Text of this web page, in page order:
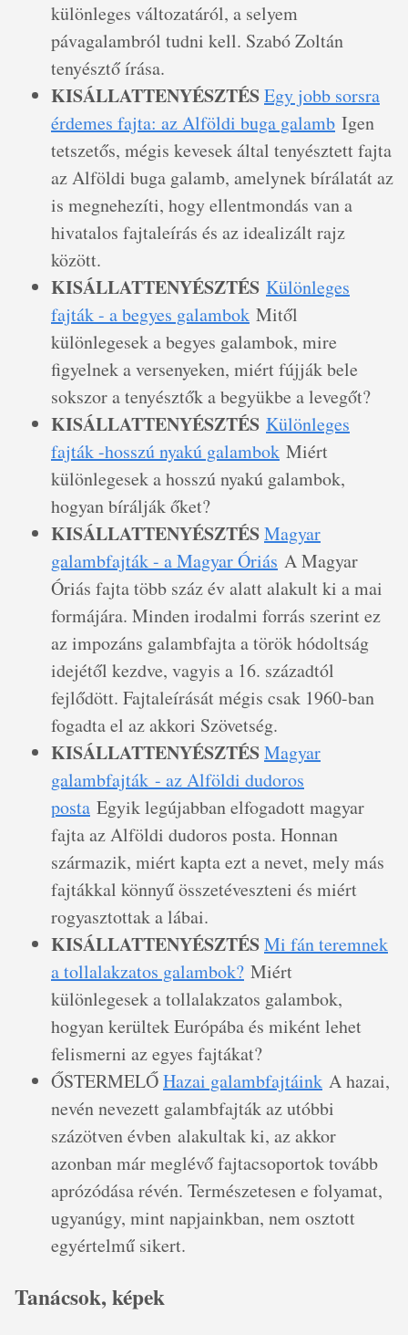
különleges változatáról, a selyem
pávagalambról tudni kell. Szabó Zoltán
tenyésztő írása.
KISÁLLATTENYÉSZTÉSEgy jobb sorsra
érdemes fajta: az Alföldi buga galamb Igen
tetszetős, mégis kevesek által tenyésztett fajta
az Alföldi buga galamb, amelynek bírálatát az
is megnehezíti, hogy ellentmondás van a
hivatalos fajtaleírás és az idealizált rajz
között.
KISÁLLATTENYÉSZTÉS Különleges
fajták - a begyes galambok Mitől
különlegesek a begyes galambok, mire
figyelnek a versenyeken, miért fújják bele
sokszor a tenyésztők a begyükbe a levegőt?
KISÁLLATTENYÉSZTÉS Különleges
fajták -hosszú nyakú galambok Miért
különlegesek a hosszú nyakú galambok,
hogyan bírálják őket?
KISÁLLATTENYÉSZTÉSMagyar
galambfajták - a Magyar Óriás A Magyar
Óriás fajta több száz év alatt alakult ki a mai
formájára. Minden irodalmi forrás szerint ez
az impozáns galambfajta a török hódoltság
idejétől kezdve, vagyis a 16. századtól
fejlődött. Fajtaleírását mégis csak 1960-ban
fogadta el az akkori Szövetség.
KISÁLLATTENYÉSZTÉSMagyar
galambfajták - az Alföldi dudoros
posta Egyik legújabban elfogadott magyar
fajta az Alföldi dudoros posta. Honnan
származik, miért kapta ezt a nevet, mely más
fajtákkal könnyű összetéveszteni és miért
rogyasztottak a lábai.
KISÁLLATTENYÉSZTÉSMi fán teremnek
a tollalakzatos galambok? Miért
különlegesek a tollalakzatos galambok,
hogyan kerültek Európába és miként lehet
felismerni az egyes fajtákat?
ŐSTERMELŐHazai galambfajtáink A hazai,
nevén nevezett galambfajták az utóbbi
százötven évben alakultak ki, az akkor
azonban már meglévő fajtacsoportok tovább
aprózódása révén. Természetesen e folyamat,
ugyanúgy, mint napjainkban, nem osztott
egyértelmű sikert.
Tanácsok, képek